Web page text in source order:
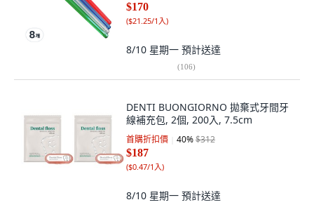
$170
($21.25/1入)
8/10 星期一 預計送達
(106)
DENTI BUONGIORNO 拋棄式牙間牙
線補充包, 2個, 200入, 7.5cm
首購折扣價 40%$312
$187
($0.47/1入)
8/10 星期一 預計送達